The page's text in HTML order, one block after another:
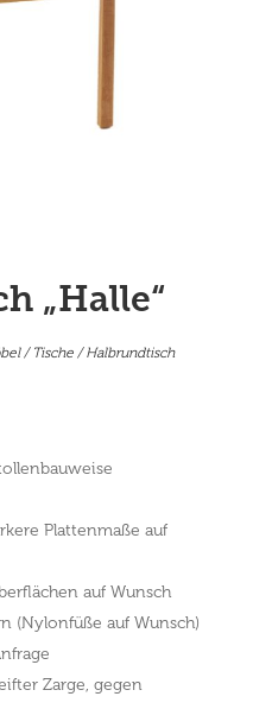
„Halle“
/ Tische/ Halbrundtisch
Plattenmaße auf
auf Wunsch
(Nylonfüße auf Wunsch)
Zarge, gegen